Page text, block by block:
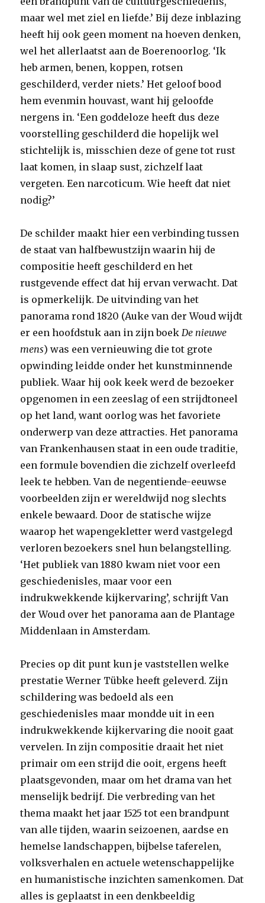
maar wel met ziel en liefde.’ Bij deze inblazing
heeft hij ook geen moment na hoeven denken,
wel het allerlaatst aan de Boerenoorlog. ‘Ik
heb armen, benen, koppen, rotsen
geschilderd, verder niets.’ Het geloof bood
hem evenmin houvast, want hij geloofde
nergens in. ‘Een goddeloze heeft dus deze
voorstelling geschilderd die hopelijk wel
stichtelijk is, misschien deze of gene tot rust
laat komen, in slaap sust, zichzelf laat
vergeten. Een narcoticum. Wie heeft dat niet
nodig?’
De schilder maakt hier een verbinding tussen
de staat van halfbewustzijn waarin hij de
compositie heeft geschilderd en het
rustgevende effect dat hij ervan verwacht. Dat
is opmerkelijk. De uitvinding van het
panorama rond 1820 (Auke van der Woud wijdt
er een hoofdstuk aan in zijn boekDe nieuwe
mens) was een vernieuwing die tot grote
opwinding leidde onder het kunstminnende
publiek. Waar hij ook keek werd de bezoeker
opgenomen in een zeeslag of een strijdtoneel
op het land, want oorlog was het favoriete
onderwerp van deze attracties. Het panorama
van Frankenhausen staat in een oude traditie,
een formule bovendien die zichzelf overleefd
leek te hebben. Van de negentiende-eeuwse
voorbeelden zijn er wereldwijd nog slechts
enkele bewaard. Door de statische wijze
waarop het wapengekletter werd vastgelegd
verloren bezoekers snel hun belangstelling.
‘Het publiek van 1880 kwam niet voor een
geschiedenisles, maar voor een
indrukwekkende kijkervaring’, schrijft Van
der Woud over het panorama aan de Plantage
Middenlaan in Amsterdam.
Precies op dit punt kun je vaststellen welke
prestatie Werner Tübke heeft geleverd. Zijn
schildering was bedoeld als een
geschiedenisles maar mondde uit in een
indrukwekkende kijkervaring die nooit gaat
vervelen. In zijn compositie draait het niet
primair om een strijd die ooit, ergens heeft
plaatsgevonden, maar om het drama van het
menselijk bedrijf. Die verbreding van het
thema maakt het jaar 1525 tot een brandpunt
van alle tijden, waarin seizoenen, aardse en
hemelse landschappen, bijbelse taferelen,
volksverhalen en actuele wetenschappelijke
en humanistische inzichten samenkomen. Dat
alles is geplaatst in een denkbeeldig